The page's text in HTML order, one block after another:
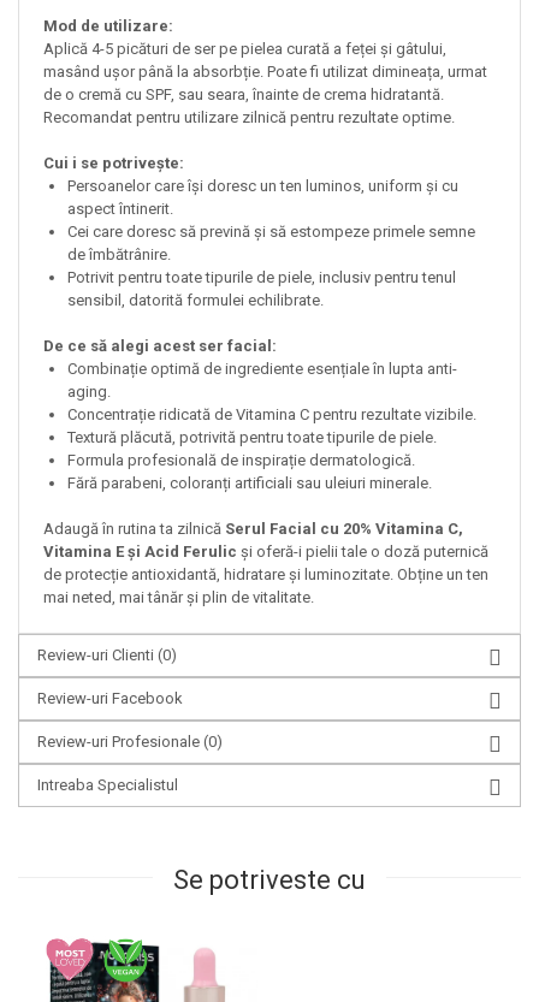
Mod de utilizare:
Aplică 4-5 picături de ser pe pielea curată a feței și gâtului,
masând ușor până la absorbție. Poate fi utilizat dimineața, urmat
de o cremă cu SPF, sau seara, înainte de crema hidratantă.
Recomandat pentru utilizare zilnică pentru rezultate optime.
Cui i se potrivește:
Persoanelor care își doresc un ten luminos, uniform și cu
aspect întinerit.
Cei care doresc să prevină și să estompeze primele semne
de îmbătrânire.
Potrivit pentru toate tipurile de piele, inclusiv pentru tenul
sensibil, datorită formulei echilibrate.
De ce să alegi acest ser facial:
Combinație optimă de ingrediente esențiale în lupta anti-
aging.
Concentrație ridicată de Vitamina C pentru rezultate vizibile.
Textură plăcută, potrivită pentru toate tipurile de piele.
Formula profesională de inspirație dermatologică.
Fără parabeni, coloranți artificiali sau uleiuri minerale.
Adaugă în rutina ta zilnică Serul Facial cu 20% Vitamina C,
Vitamina E și Acid Ferulic și oferă-i pielii tale o doză puternică
de protecție antioxidantă, hidratare și luminozitate. Obține un ten
mai neted, mai tânăr și plin de vitalitate.
Review-uri Clienti (0)
Review-uri Facebook
Review-uri Profesionale (0)
Intreaba Specialistul
Se potriveste cu